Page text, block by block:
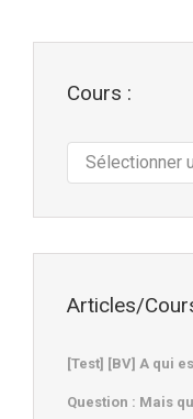
Cours :
Articles/
[Test] [BV] A qui
Question : Mais